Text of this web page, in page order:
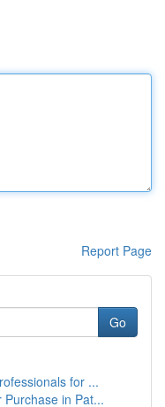
Report Page
Go
for ...
in Pat...